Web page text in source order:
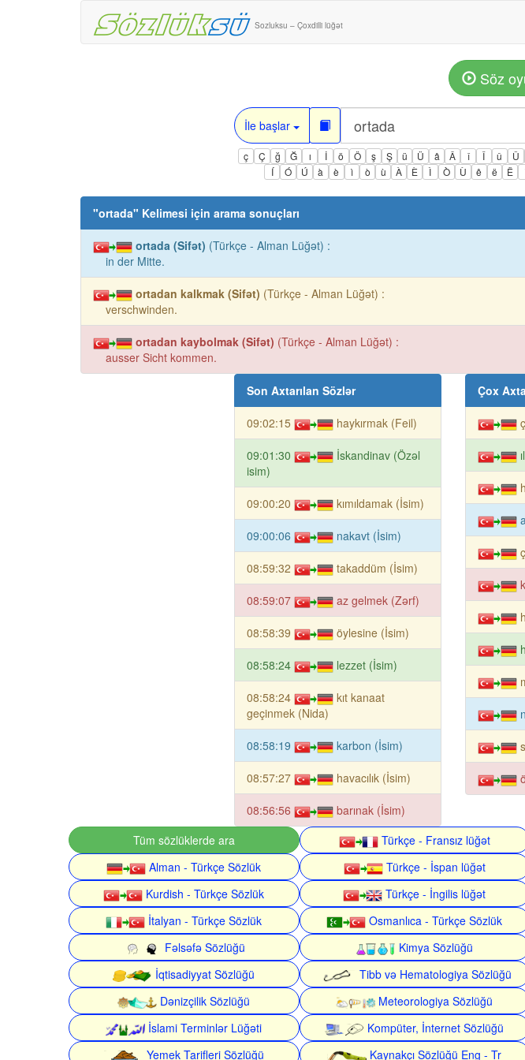
Sozluksu – Çoxdilli lüğət
Söz
İle başlar
ç Ç ğ Ğ ı İ ö Ö ş Ş ü Ü â Â î Î û Û
Í
Ó Ú à è ì ò ù À È Ì Ò Ù ê ë Ë
"ortada" Kelimesi için arama sonuçları
ortada (Sifət) (Türkçe - Alman Lüğət) :
in der Mitte.
ortadan kalkmak (Sifət) (Türkçe - Alman Lüğət) :
verschwinden.
ortadan kaybolmak (Sifət) (Türkçe - Alman Lüğət) :
ausser Sicht kommen.
Son Axtarılan Sözlər
09:02:15 haykırmak (Feil)
09:01:30
İskandinav (Özəl
isim)
09:00:20 kımıldamak (İsim)
09:00:06 nakavt (İsim)
08:59:32 takaddüm (İsim)
08:59:07 az gelmek (Zərf)
08:58:39 öylesine (İsim)
08:58:24 lezzet (İsim)
08:58:24
kıt kanaat
geçinmek (Nida)
08:58:19 karbon (İsim)
08:57:27 havacılık (İsim)
08:56:56 barınak (İsim)
Çox
Tüm sözlüklerde ara Türkçe - Fransız lüğət
Alman - Türkçe Sözlük
Türkçe - İspan lüğət
Kurdish - Türkçe Sözlük
Türkçe - İngilis lüğət
İtalyan - Türkçe Sözlük
Osmanlıca - Türkçe Sözlük
Fəlsəfə Sözlüğü
Kimya Sözlüğü
İqtisadiyyat Sözlüğü
Tibb və Hematologiya Sözlüğü
Dənizçilik Sözlüğü
Meteorologiya Sözlüğü
İslami Terminlər Lüğəti
Kompüter, İnternet Sözlüğü
Yemek Tarifleri Sözlüğü
Kaynakçı Sözlüğü Eng - Tr